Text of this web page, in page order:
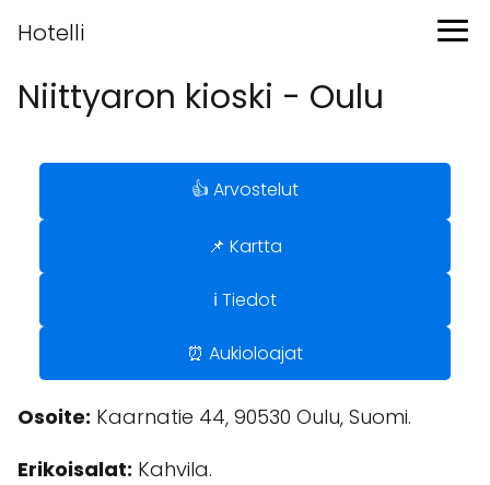
Hotelli
Niittyaron kioski - Oulu
👍 Arvostelut
📌 Kartta
ℹ️ Tiedot
⏰ Aukioloajat
Osoite: Kaarnatie 44, 90530 Oulu, Suomi.
Erikoisalat: Kahvila.